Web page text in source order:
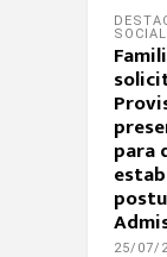
SOCIAL
para
25/07/